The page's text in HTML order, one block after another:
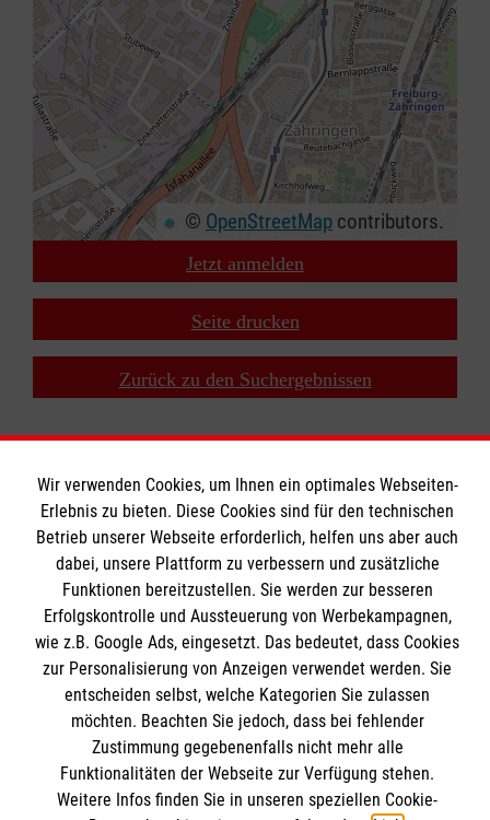
© OpenStreetMap contributors.
Jetzt anmelden
Seite drucken
Zurück zu den Suchergebnissen
Bildungszentrum Rettungsdienst
Unsere Kurse
Notfallsanitäter
Rettungssanitäter
Freiwilligendienst
Forschung & Internationale Projekte
Informationen
Kontakt
Impressum
Datenschutz
Malteser online
Wir verwenden Cookies, um Ihnen ein optimales Webseiten-
Erlebnis zu bieten. Diese Cookies sind für den technischen
Betrieb unserer Webseite erforderlich, helfen uns aber auch
dabei, unsere Plattform zu verbessern und zusätzliche
Funktionen bereitzustellen. Sie werden zur besseren
Erfolgskontrolle und Aussteuerung von Werbekampagnen,
wie z.B. Google Ads, eingesetzt. Das bedeutet, dass Cookies
zur Personalisierung von Anzeigen verwendet werden. Sie
entscheiden selbst, welche Kategorien Sie zulassen
möchten. Beachten Sie jedoch, dass bei fehlender
Zustimmung gegebenenfalls nicht mehr alle
Funktionalitäten der Webseite zur Verfügung stehen.
Weitere Infos finden Sie in unseren speziellen Cookie-